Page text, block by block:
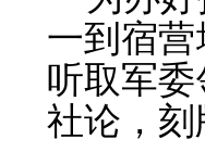
一到宿
听取军
社论，